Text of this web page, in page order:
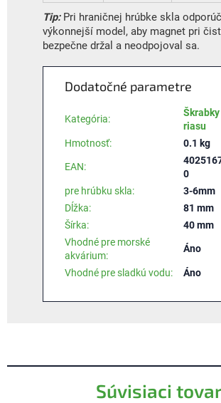
Súvisiaci
Tip: Pri hraničnej hrúbke skla
výkonnejší model, aby magnet pri
bezpečne držal a neodpojoval sa.
Dodatočné parametre
Kategória:
Škrabky
riasu
Hmotnosť: 0.1 kg
EAN:
0
pre hrúbku skla:
3-6mm
Dĺžka:
81 mm
Šírka:
40 mm
Vhodné pre morské
akvárium:
Áno
Vhodné pre sladkú vodu: Áno